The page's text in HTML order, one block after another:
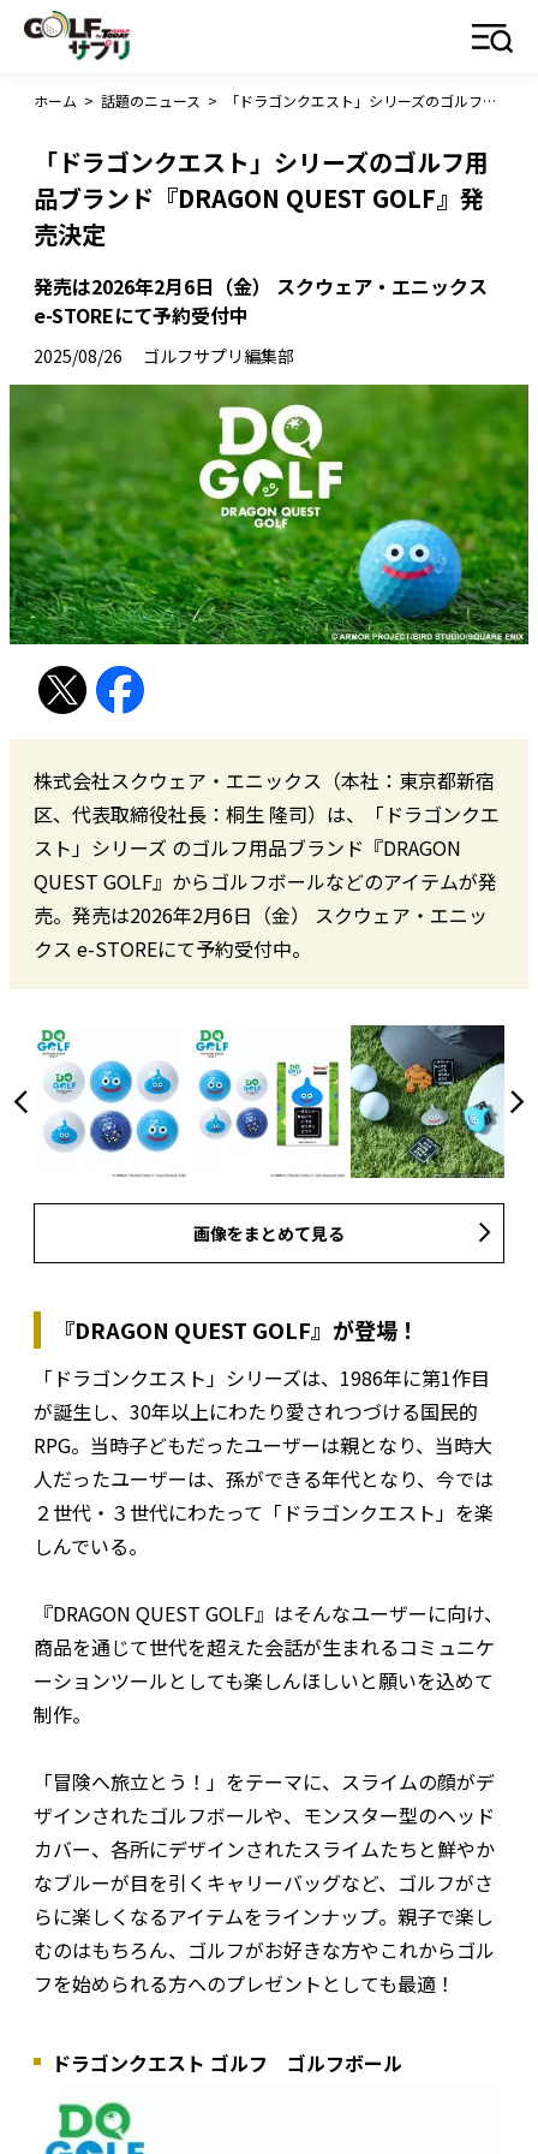
ホーム > 話題のニュース > 「ドラゴンクエスト」シリーズのゴルフ用品ブランド『DRAGON QUEST GOLF』発売決定
「ドラゴンクエスト」シリーズのゴルフ用
品ブランド『DRAGON QUEST GOLF』発
売決定
発売は2026年2月6日（金） スクウェア・エニックス
e-STOREにて予約受付中
2025/08/26 ゴルフサプリ編集部
株式会社スクウェア・エニックス（本社：東京都新宿
区、代表取締役社長：桐生 隆司）は、「ドラゴンクエ
スト」シリーズ のゴルフ用品ブランド『DRAGON
QUEST GOLF』からゴルフボールなどのアイテムが発
売。発売は2026年2月6日（金） スクウェア・エニッ
クス e-STOREにて予約受付中。
画像をまとめて見る
『DRAGON QUEST GOLF』が登場！
「ドラゴンクエスト」シリーズは、1986年に第1作目
が誕生し、30年以上にわたり愛されつづける国民的
RPG。当時子どもだったユーザーは親となり、当時大
人だったユーザーは、孫ができる年代となり、今では
２世代・３世代にわたって「ドラゴンクエスト」を楽
しんでいる。
『DRAGON QUEST GOLF』はそんなユーザーに向け、
商品を通じて世代を超えた会話が生まれるコミュニケ
ーションツールとしても楽しんほしいと願いを込めて
制作。
「冒険へ旅立とう！」をテーマに、スライムの顔がデ
ザインされたゴルフボールや、モンスター型のヘッド
カバー、各所にデザインされたスライムたちと鮮やか
なブルーが目を引くキャリーバッグなど、ゴルフがさ
らに楽しくなるアイテムをラインナップ。親子で楽し
むのはもちろん、ゴルフがお好きな方やこれからゴル
フを始められる方へのプレゼントとしても最適！
ドラゴンクエスト ゴルフ ゴルフボール